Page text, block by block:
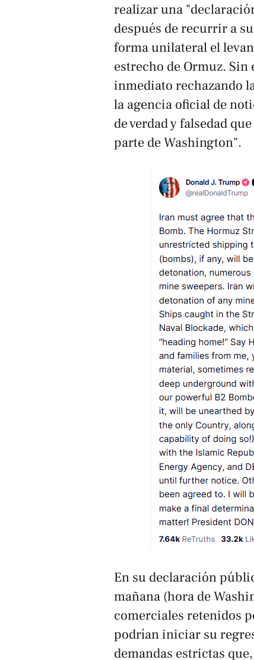
realizar una
después de recurrir a
forma unilateral el
estrecho de Ormuz.
inmediato rechazando
la agencia oficial de
de verdad y falsedad
parte de Washington".
En su declaración
mañana (hora de
comerciales retenidos
podrían iniciar su
demandas estrictas